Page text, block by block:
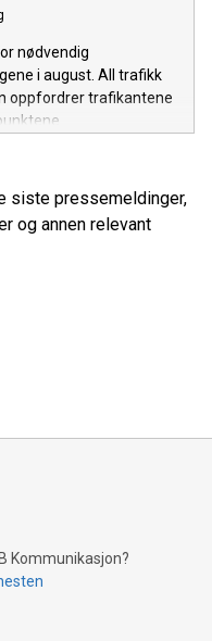
nødvendig
i august. All trafikk
oppfordrer trafikantene
siste pressemeldinger,
og annen relevant
Kommunikasjon?